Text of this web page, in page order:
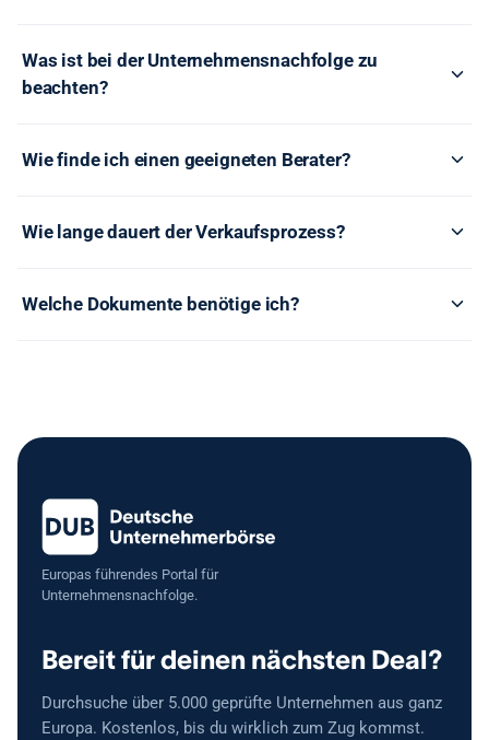
Was ist bei der Unternehmensnachfolge zu
beachten?
Wie finde ich einen geeigneten Berater?
Wie lange dauert der Verkaufsprozess?
Welche Dokumente benötige ich?
Europas führendes Portal für
Unternehmensnachfolge.
Bereit für deinen nächsten Deal?
Durchsuche über 5.000 geprüfte Unternehmen aus ganz
Europa. Kostenlos, bis du wirklich zum Zug kommst.